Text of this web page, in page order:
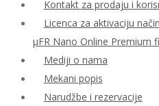
Kontakt za prodaju i
Licenca za aktivaciju
μFR Nano Online Premium
Mediji o nama
Mekani popis
Narudžbe i rezervacije